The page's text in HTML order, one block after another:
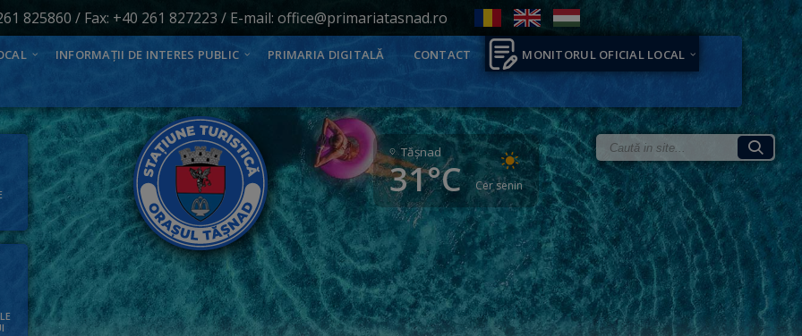
825860 / Fax: +40 261 827223 / E-mail: office@primariatasnad.ro
INFORMAȚII DE INTERES PUBLIC PRIMARIA DIGITALĂ CONTACT MONITORUL OFICIAL LOCAL
Tăşnad
31°C Cer senin